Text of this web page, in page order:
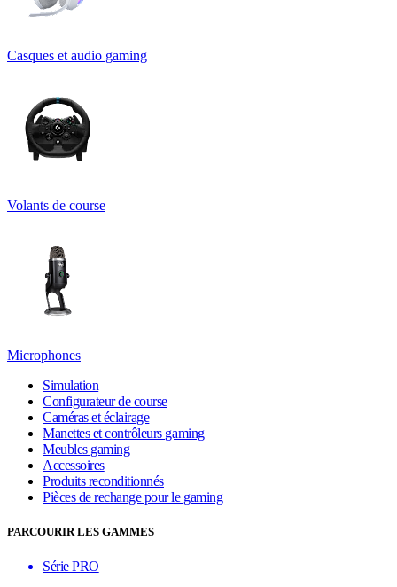
Casques et audio gaming
Volants de course
Microphones
Simulation
Configurateur de course
Caméras et éclairage
Manettes et contrôleurs gaming
Meubles gaming
Accessoires
Produits reconditionnés
Pièces de rechange pour le gaming
PARCOURIR LES GAMMES
Série PRO